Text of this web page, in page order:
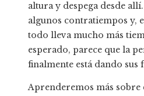
altura y despega desde
algunos contratiempos y,
todo lleva mucho más
esperado, parece que la
finalmente está dando sus
Aprenderemos más sobre